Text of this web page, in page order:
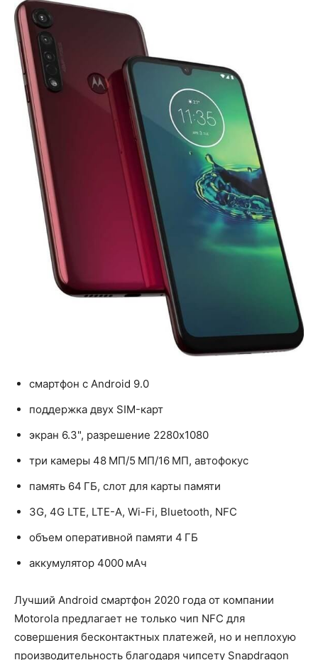
смартфон с Android 9.0
поддержка двух SIM-карт
экран 6.3", разрешение 2280x1080
три камеры 48 МП/5 МП/16 МП, автофокус
память 64 ГБ, слот для карты памяти
3G, 4G LTE, LTE-A, Wi-Fi, Bluetooth, NFC
объем оперативной памяти 4 ГБ
аккумулятор 4000 мАч
Лучший Android смартфон 2020 года от компании
Motorola предлагает не только чип NFC для
совершения бесконтактных платежей, но и неплохую
производительность благодаря чипсету Snapdragon